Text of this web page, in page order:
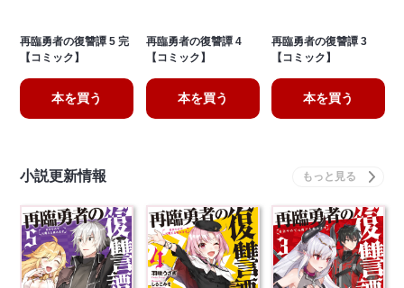
再臨勇者の復讐譚 5 完
【コミック】
本を買う
再臨勇者の復讐譚 4
【コミック】
本を買う
再臨勇者の復讐譚 3
【コミック】
本を買う
小説更新情報